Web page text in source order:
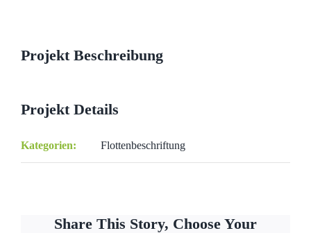
Projekt Beschreibung
Projekt Details
Kategorien: Flottenbeschriftung
Share This Story, Choose Your